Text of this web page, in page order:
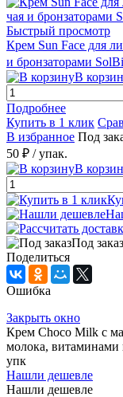
Быстрый просмотр
Крем Sun Face для
и бронзаторами
В
Подробнее
Купить в 1 клик
В избранное Под
50 ₽ / упак.
В
Под заказ
Поделиться
Ошибка
Закрыть окно
Крем Choco Milk с
молока, витаминами
упк
Нашли дешевле
Нашли дешевле